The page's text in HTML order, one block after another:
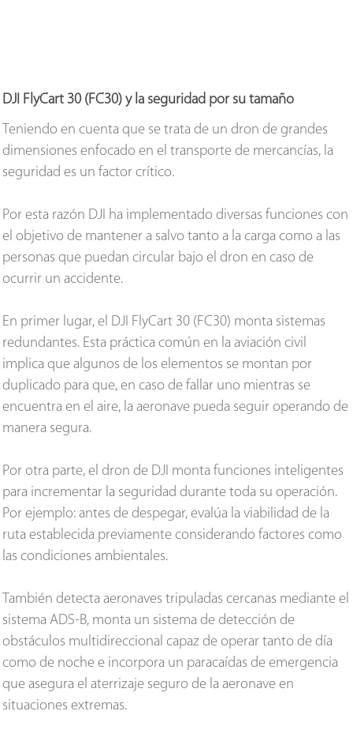
DJI FlyCart 30 (FC30) y la seguridad por su tamaño
Teniendo en cuenta que se trata de un dron de grandes
dimensiones enfocado en el transporte de mercancías, la
seguridad es un factor crítico.
Por esta razón DJI ha implementado diversas funciones con
el objetivo de mantener a salvo tanto a la carga como a las
personas que puedan circular bajo el dron en caso de
ocurrir un accidente.
En primer lugar, el DJI FlyCart 30 (FC30) monta sistemas
redundantes. Esta práctica común en la aviación civil
implica que algunos de los elementos se montan por
duplicado para que, en caso de fallar uno mientras se
encuentra en el aire, la aeronave pueda seguir operando de
manera segura.
Por otra parte, el dron de DJI monta funciones inteligentes
para incrementar la seguridad durante toda su operación.
Por ejemplo: antes de despegar, evalúa la viabilidad de la
ruta establecida previamente considerando factores como
las condiciones ambientales.
También detecta aeronaves tripuladas cercanas mediante el
sistema ADS-B, monta un sistema de detección de
obstáculos multidireccional capaz de operar tanto de día
como de noche e incorpora un paracaídas de emergencia
que asegura el aterrizaje seguro de la aeronave en
situaciones extremas.